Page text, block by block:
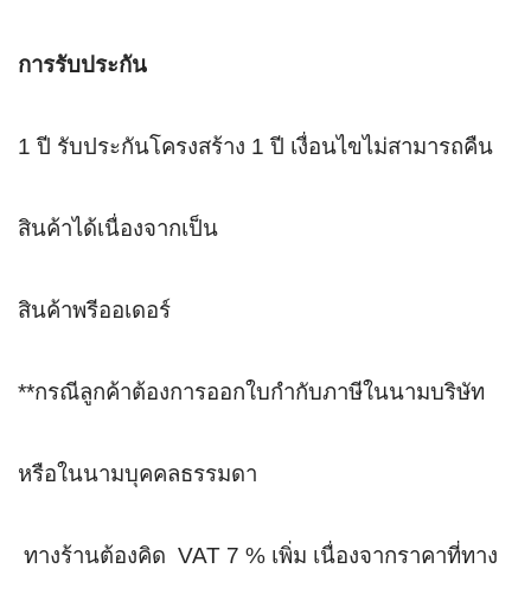
การรับประกัน
1 ปี รับประกันโครงสร้าง 1 ปี เงื่อนไขไม่สามารถคืน
สินค้าได้เนื่องจากเป็น
สินค้าพรีออเดอร์
**กรณีลูกค้าต้องการออกใบกำกับภาษีในนามบริษัท
หรือในนามบุคคลธรรมดา
ทางร้านต้องคิด  VAT 7 % เพิ่ม เนื่องจากราคาที่ทาง